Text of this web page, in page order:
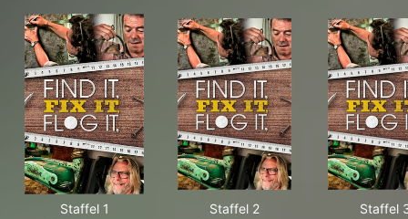
Staffel 1
Staffel 2
Staffel